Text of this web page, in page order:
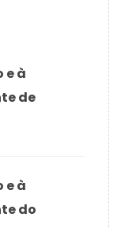
e à
de
e à
do